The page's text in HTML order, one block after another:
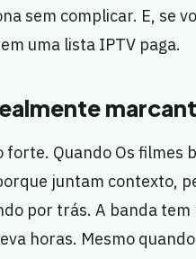
sem complicar. E, se
uma lista IPTV paga.
Quando Os filmes
juntam contexto,
por trás. A banda
horas. Mesmo